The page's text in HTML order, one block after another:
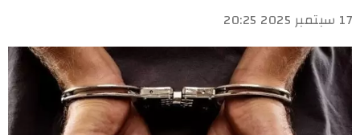
17 سبتمبر 2025 20:25